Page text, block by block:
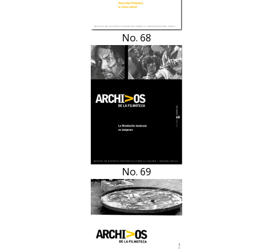
No. 68
No. 69